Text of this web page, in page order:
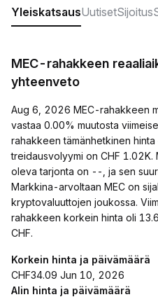
YleiskatsausUutisetSijoitus
MEC-rahakkeen
yhteenveto
Aug 6, 2026 MEC-rahakkeen
vastaa 0.00% muutosta
rahakkeen tämänhetkinen
treidausvolyymi on CHF
oleva tarjonta on --, ja sen
Markkina-arvoltaan MEC on
kryptovaluuttojen joukossa.
rahakkeen korkein hinta oli
CHF.
Korkein hinta ja päivämäärä
CHF34.09 Jun 10, 2026
Alin hinta ja päivämäärä